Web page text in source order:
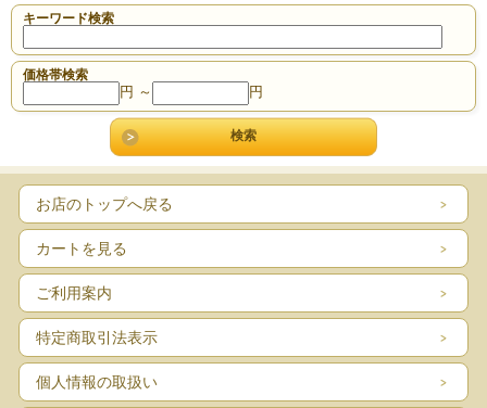
キーワード検索
価格帯検索
円 ～ 円
お店のトップへ戻る
カートを見る
ご利用案内
特定商取引法表示
個人情報の取扱い